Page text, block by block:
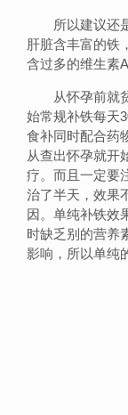
所以建议还是
肝脏含丰富的铁
含过多的维生素
从怀孕前就贫
始常规补铁每天
食补同时配合药
从查出怀孕就开
疗。而且一定要
治了半天，效果
因。单纯补铁效
时缺乏别的营养
影响，所以单纯